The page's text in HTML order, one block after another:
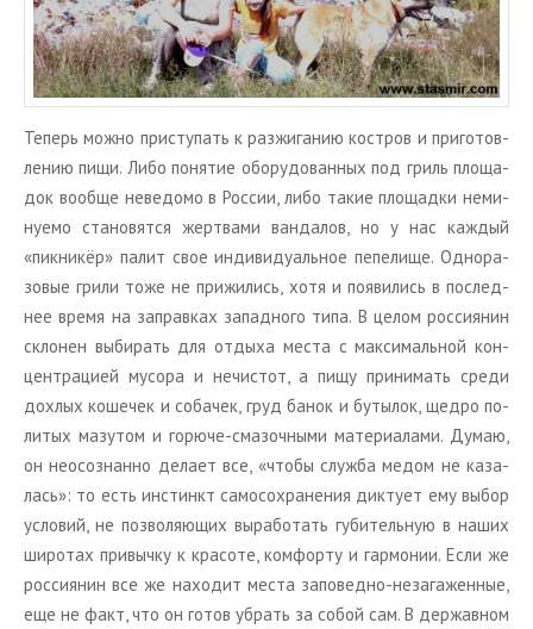
Те­перь можно при­сту­пать к раз­жи­га­нию ко­ст­ров и при­го­тов­
ле­нию пищи. Либо по­ня­тие обо­ру­до­ван­ных под гриль пло­ща­
док во­об­ще неве­до­мо в Рос­сии, либо такие пло­щад­ки неми­
ну­е­мо ста­но­вят­ся жерт­ва­ми ван­да­лов, но у нас каж­дый
«пик­ни­кёр» палит свое ин­ди­ви­ду­аль­ное пе­пе­ли­ще. Од­но­ра­
зо­вые грили тоже не при­жи­лись, хотя и по­яви­лись в по­след­
нее время на за­прав­ках за­пад­но­го типа. В целом рос­си­я­нин
скло­нен вы­би­рать для от­ды­ха места с мак­си­маль­ной кон­
цен­тра­ци­ей му­со­ра и нечи­стот, а пищу при­ни­мать среди
дох­лых ко­ше­чек и со­ба­чек, груд банок и бу­ты­лок, щедро по­
ли­тых ма­зу­том и го­рю­че-сма­зоч­ны­ми ма­те­ри­а­ла­ми. Думаю,
он неосо­знан­но де­ла­ет все, «чтобы служ­ба медом не ка­за­
лась»: то есть ин­стинкт са­мо­со­хра­не­ния дик­ту­ет ему выбор
усло­вий, не поз­во­ля­ю­щих вы­ра­бо­тать гу­би­тель­ную в наших
ши­ро­тах при­выч­ку к кра­со­те, ком­фор­ту и гар­мо­нии. Если же
рос­си­я­нин все же на­хо­дит места за­по­вед­но-неза­га­жен­ные,
еще не факт, что он готов убрать за собой сам. В дер­жав­ном